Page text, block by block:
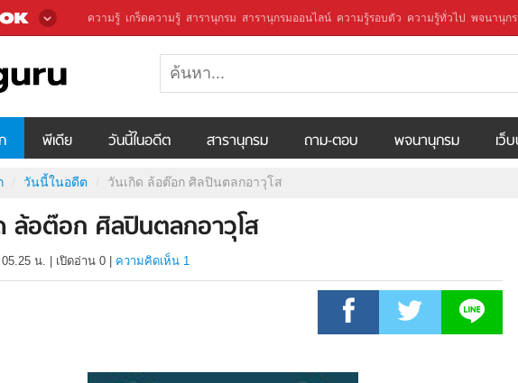
ความรู้ เกร็ดความรู้ สารานุกรม สารานุกรมออนไลน์ ความรู้รอบตัว ความรู้ทั่วไป พจนานุก
พีเดีย วันนี้ในอดีต สารานุกรม ถาม-ตอบ พจนานุกรม เว็
วันนี้ในอดีต วันเกิด ล้อต๊อก ศิลปินตลกอาวุโส
ล้อต๊อก ศิลปินตลกอาวุโส
น. เปิดอ่าน 0 ความคิดเห็น 1